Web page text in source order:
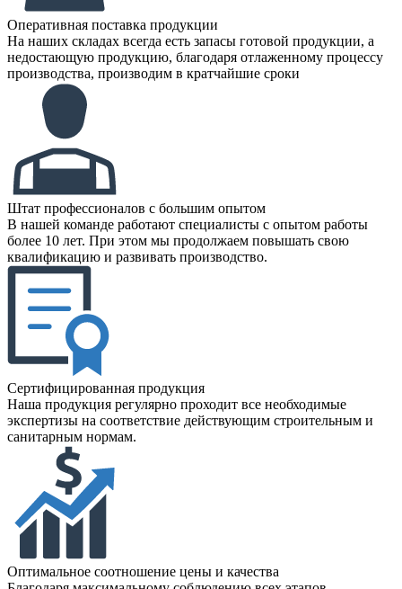
Оперативная поставка продукции
На наших складах всегда есть запасы готовой продукции, а
недостающую продукцию, благодаря отлаженному процессу
производства, производим в кратчайшие сроки
Штат профессионалов с большим опытом
В нашей команде работают специалисты с опытом работы
более 10 лет. При этом мы продолжаем повышать свою
квалификацию и развивать производство.
Сертифицированная продукция
Наша продукция регулярно проходит все необходимые
экспертизы на соответствие действующим строительным и
санитарным нормам.
Оптимальное соотношение цены и качества